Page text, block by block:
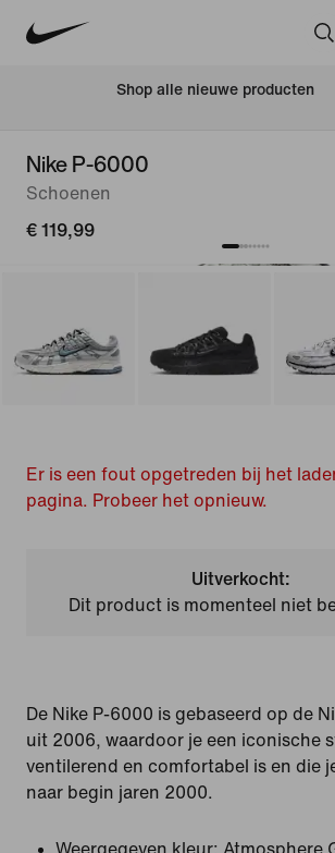
Shop alle nieuwe producten
Nike P-6000
Schoenen
€ 119,99
Er is een fout opgetreden bij het
pagina. Probeer het opnieuw.
Uitverkocht:
Dit product is momenteel niet
De Nike P-6000 is gebaseerd op de
uit 2006, waardoor je een iconische
ventilerend en comfortabel is en die
naar begin jaren 2000.
Weergegeven kleur: Atmosphere